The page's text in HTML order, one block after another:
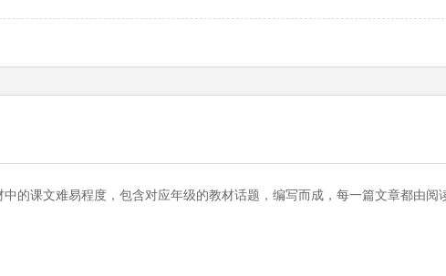
的课文难易程度，包含对应年级的教材话题，编写而成，每一篇文章都由